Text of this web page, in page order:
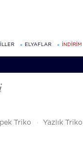
ELYAFLAR İNDİRİM
İpek Triko Yazlık Triko